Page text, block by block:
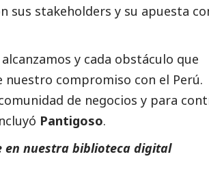
sus stakeholders y su apuesta
y cada obstáculo que
compromiso con el Perú.
de negocios y para
Pantigoso.
en nuestra biblioteca digital